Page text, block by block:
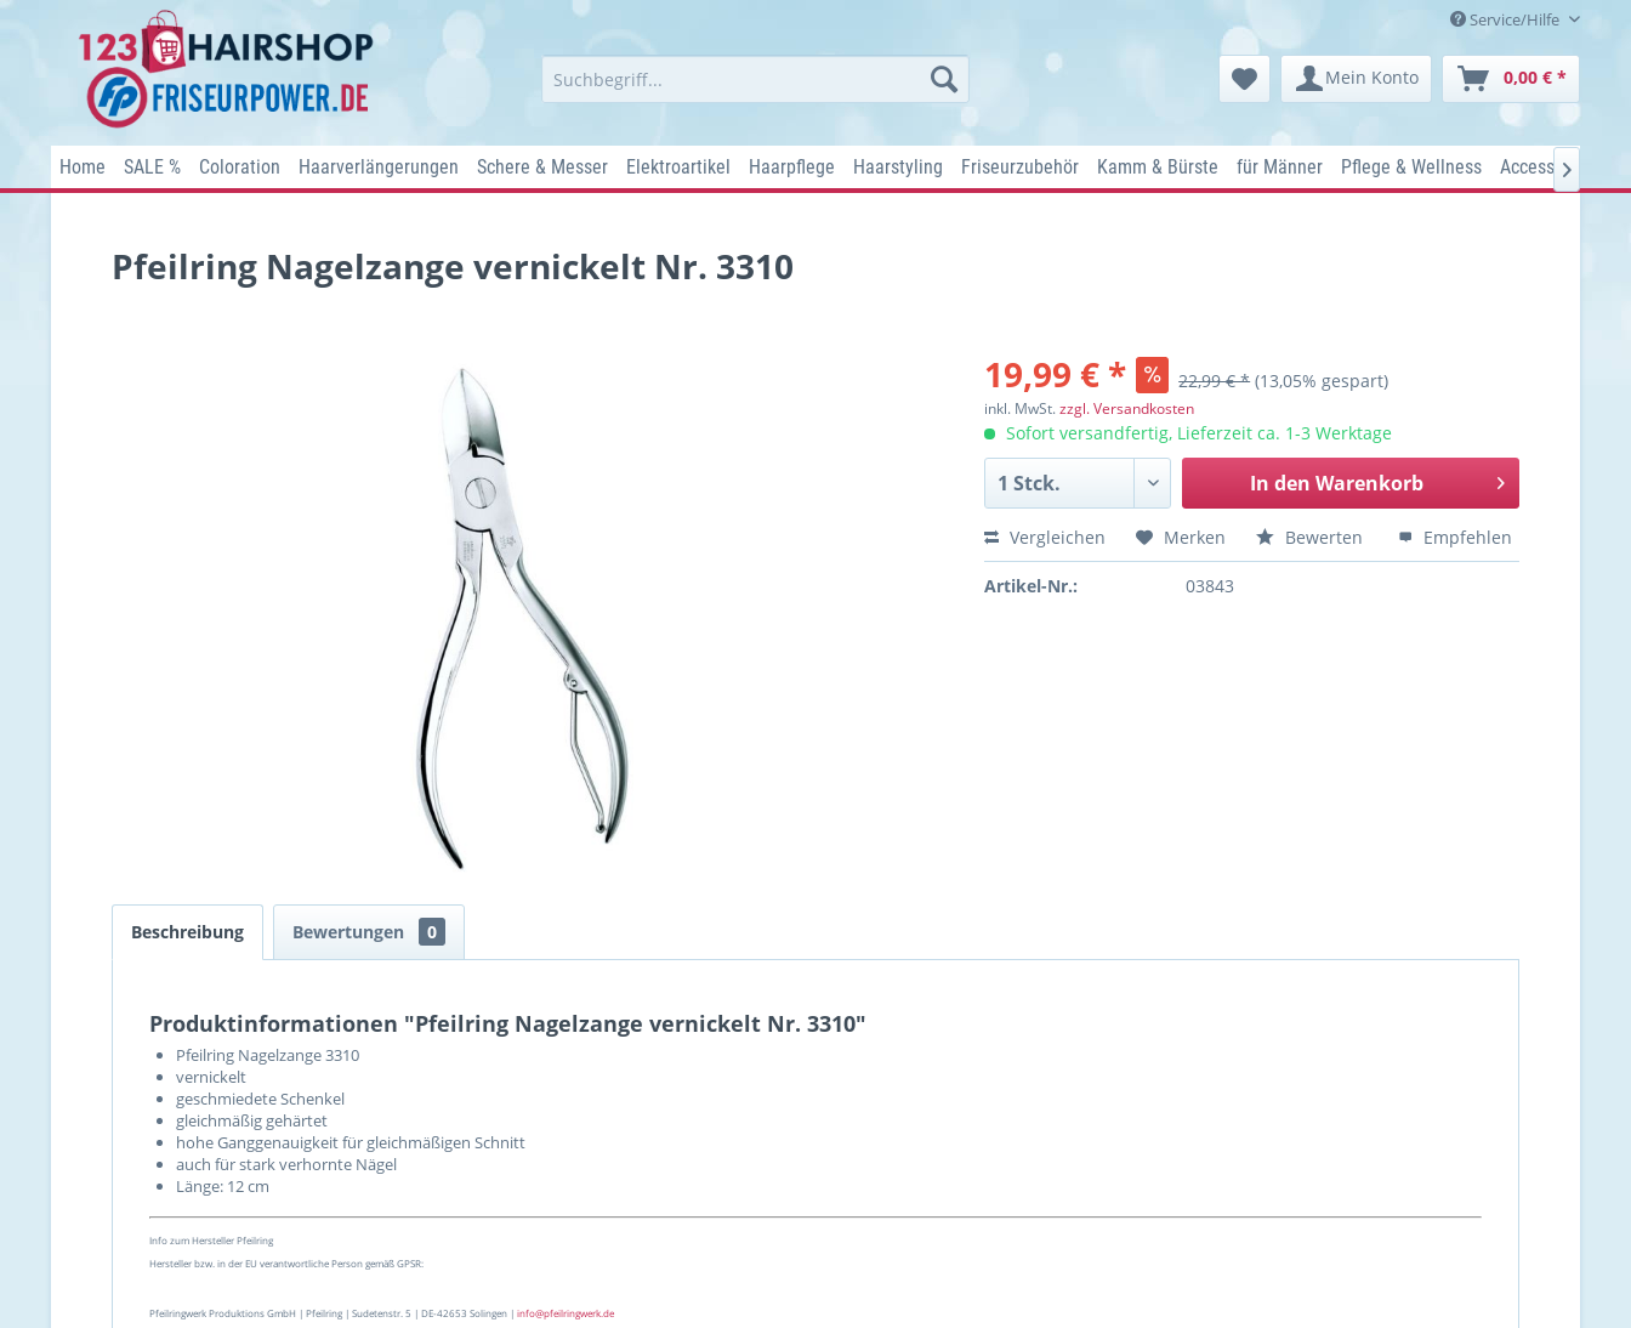
Service/Hilfe
Mein Konto 0,00 € *
Home SALE % Coloration Haarverlängerungen Schere & Messer Elektroartikel Haarpflege Haarstyling Friseurzubehör Kamm & Bürste für Männer Pflege & Wellness Accessoires

Pfeilring Nagelzange vernickelt Nr. 3310
19,99 € * 22,99 € * (13,05% gespart)
inkl. MwSt.zzgl. Versandkosten
Sofort versandfertig, Lieferzeit ca. 1-3 Werktage
In den Warenkorb
Vergleichen Merken Bewerten Empfehlen
Artikel-Nr.: 03843
Beschreibung Bewertungen 0
Produktinformationen "Pfeilring Nagelzange vernickelt Nr. 3310"
Pfeilring Nagelzange 3310
vernickelt
geschmiedete Schenkel
gleichmäßig gehärtet
hohe Ganggenauigkeit für gleichmäßigen Schnitt
auch für stark verhornte Nägel
Länge: 12 cm
Info zum Hersteller Pfeilring
Hersteller bzw. in der EU verantwortliche Person gemäß GPSR:
Pfeilringwerk Produktions GmbH | Pfeilring | Sudetenstr. 5 | DE-42653 Solingen | info@pfeilringwerk.de